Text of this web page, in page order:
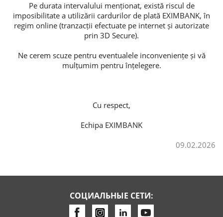
Потребительские кредиты
Pe durata intervalului menționat, există riscul de
imposibilitate a utilizării cardurilor de plată EXIMBANK, în
regim online (tranzacții efectuate pe internet și autorizate
prin 3D Secure).
Ne cerem scuze pentru eventualele inconveniențe și vă
mulțumim pentru înțelegere.
Cu respect,
Echipa EXIMBANK
09.02.2026
СОЦИАЛЬНЫЕ СЕТИ: